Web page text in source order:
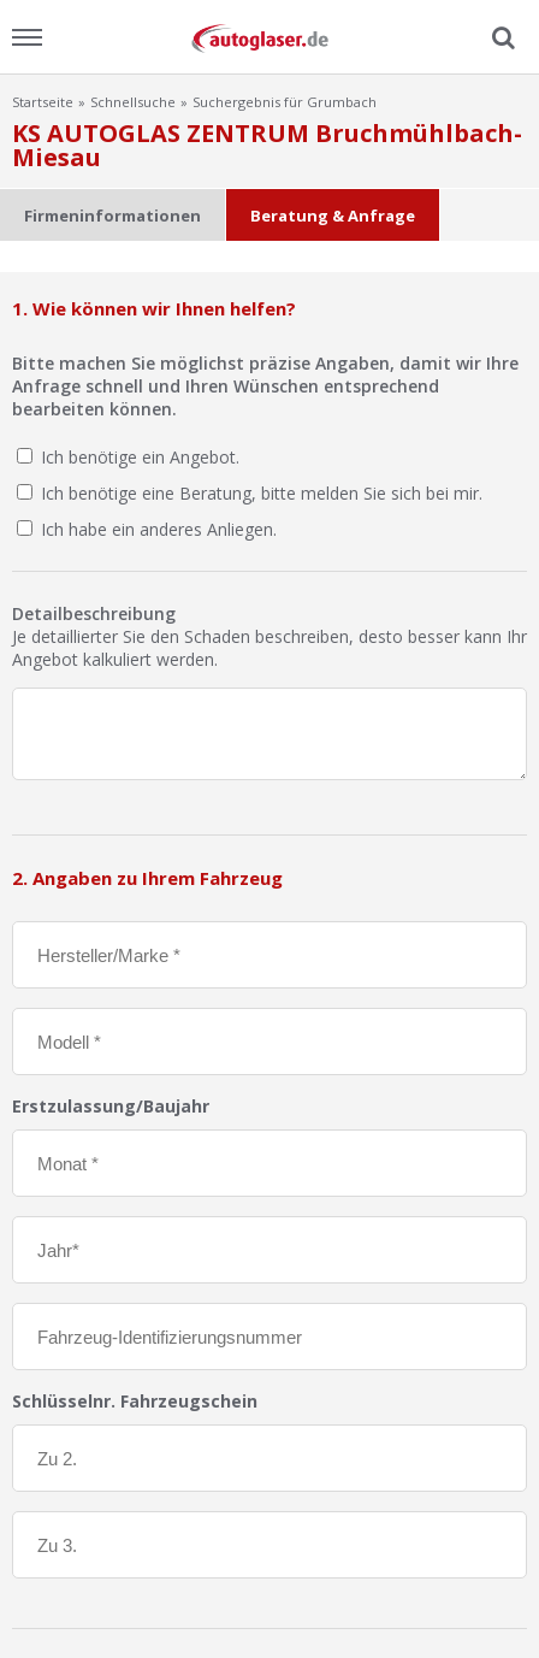
Menu
Home
Scheibensuche
FAQ
Lexikon
Werkstatt Login
Startseite Schnellsuche Suchergebnis für Grumbach
KS AUTOGLAS ZENTRUM Bruchmühlbach-
Miesau
Firmeninformationen Beratung & Anfrage
1. Wie können wir Ihnen helfen?
Bitte machen Sie möglichst präzise Angaben, damit wir Ihre
Anfrage schnell und Ihren Wünschen entsprechend
bearbeiten können.
Ich benötige ein Angebot.
Ich benötige eine Beratung, bitte melden Sie sich bei mir.
Ich habe ein anderes Anliegen.
Detailbeschreibung
Je detaillierter Sie den Schaden beschreiben, desto besser kann Ihr
Angebot kalkuliert werden.
2. Angaben zu Ihrem Fahrzeug
Erstzulassung/Baujahr
Schlüsselnr. Fahrzeugschein